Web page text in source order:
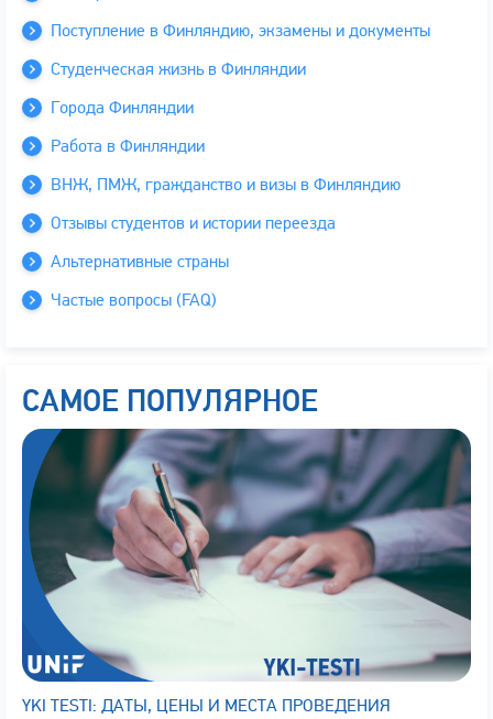
Поступление в Финляндию, экзамены и документы
Студенческая жизнь в Финляндии
Города Финляндии
Работа в Финляндии
ВНЖ, ПМЖ, гражданство и визы в Финляндию
Отзывы студентов и истории переезда
Альтернативные страны
Частые вопросы (FAQ)
САМОЕ ПОПУЛЯРНОЕ
YKI TESTI: ДАТЫ, ЦЕНЫ И МЕСТА ПРОВЕДЕНИЯ